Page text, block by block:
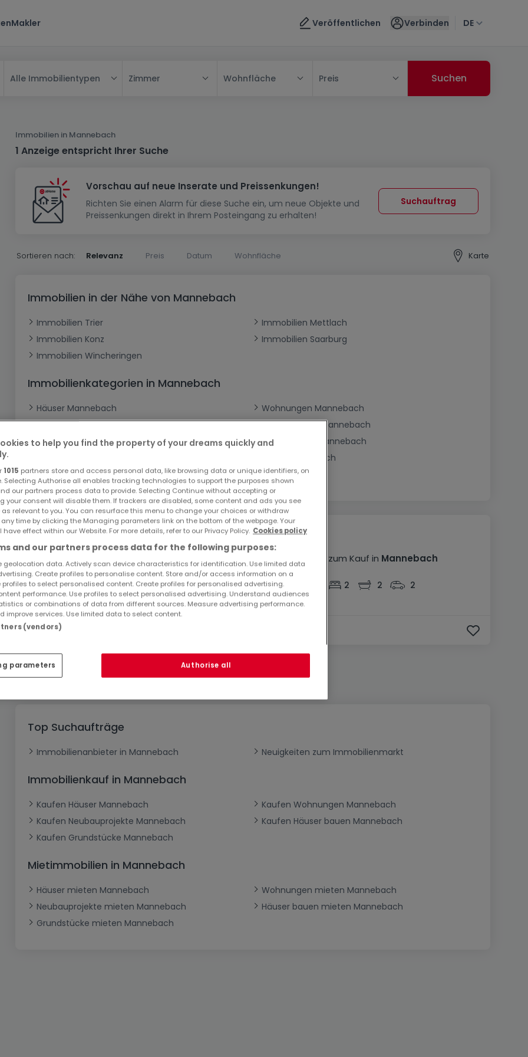
Makler Veröffentlichen Verbinden DE
Alle Immobilientypen
Haus
Reihenhaus
Doppelhaushälfte
Herrenhaus
Landhaus
Bungalow
Wohnung
Schlafzimmer
1-Zimmer-Apartment
Maisonnette
Erdgeschoss
Wohnanlage
Wohnsiedlung
Haus bauen
Musterhaus
Renditeobjekt
Gewerbliches Grundstück
Garage - Parkplatz
Carport
Gewerbe
Geschäft
Restaurant
Zimmer Wohnfläche Preis
Immobilien in Mannebach
1 Anzeige entspricht Ihrer Suche
Vorschau auf neue Inserate und Preissenkungen!
Richten Sie einen Alarm für diese Suche ein, um neue Objekte und
Preissenkungen direkt in Ihrem Posteingang zu erhalten!
Suchauftrag
Sortieren nach: Relevanz Preis Datum Wohnfläche Karte
Immobilien in der Nähe von Mannebach
Immobilien Trier
Immobilien Mettlach
Immobilien Konz
Immobilien Saarburg
Immobilien Wincheringen
Immobilienkategorien in Mannebach
Häuser Mannebach
Wohnungen Mannebach
Neubauprojekte Mannebach
Häuser bauen Mannebach
Renditeobjekte Mannebach
Grundstücke Mannebach
Büros Mannebach
Gewerbe Mannebach
Haus 4 Zimmer zum Kauf in Mannebach
144.000 €
93 2 2 2
1 1
Top Suchaufträge
Immobilienanbieter in Mannebach Neuigkeiten zum Immobilienmarkt
Immobilienkauf in Mannebach
Kaufen Häuser Mannebach
Kaufen Wohnungen Mannebach
Kaufen Neubauprojekte Mannebach
Kaufen Häuser bauen Mannebach
Kaufen Grundstücke Mannebach
Mietimmobilien in Mannebach
Häuser mieten Mannebach
Wohnungen mieten Mannebach
Neubauprojekte mieten Mannebach
Häuser bauen mieten Mannebach
Grundstücke mieten Mannebach
to help you find the property of your dreams quickly and
1015 partners store and access personal data, like browsing data or unique identifiers, on
Selecting Authorise all enables tracking technologies to support the purposes shown
our partners process data to provide. Selecting Continue without accepting or
your consent will disable them. If trackers are disabled, some content and ads you see
as relevant to you. You can resurface this menu to change your choices or withdraw
time by clicking the Managing parameters link on the bottom of the webpage. Your
have effect within our Website. For more details, refer to our Privacy Policy. Cookies policy
and our partners process data for the following purposes:
geolocation data. Actively scan device characteristics for identification. Use limited data
Create profiles to personalise content. Store and/or access information on a
profiles to select personalised content. Create profiles for personalised advertising.
performance. Use profiles to select personalised advertising. Understand audiences
or combinations of data from different sources. Measure advertising performance.
improve services. Use limited data to select content.
(vendors)
parameters Authorise all